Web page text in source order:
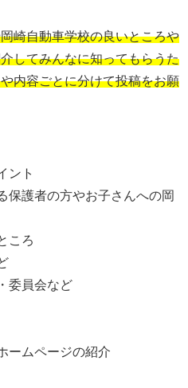
崎自動車学校の良いところや
してみんなに知ってもらうた
内容ごとに分けて投稿をお願
ント
保護者の方やお子さんへの岡
ころ
委員会など
ームページの紹介